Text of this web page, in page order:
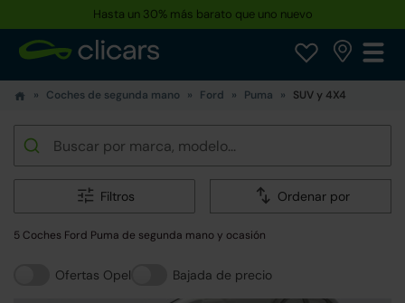
Hasta un 30% más barato que uno nuevo
Coches de segunda mano Ford Puma SUV y 4X4
Filtros Ordenar por
5 Coches Ford Puma de segunda mano y ocasión
Ofertas Opel Bajada de precio